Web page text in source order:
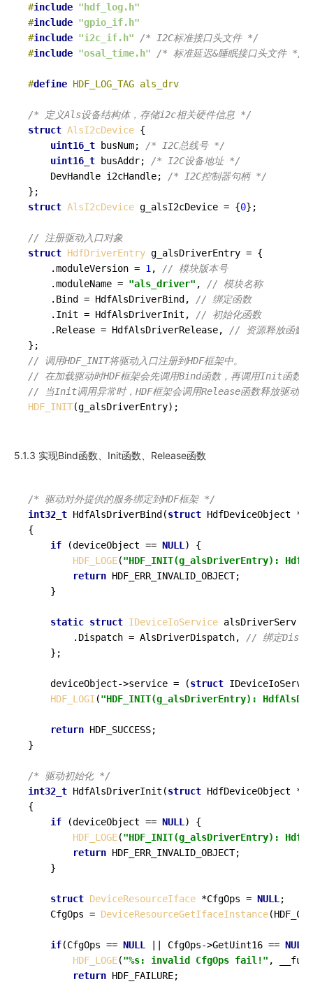
#include "hdf_log.h"
#include "gpio_if.h"
#include "i2c_if.h"
/* I2C标准接口头文件 */
#include "osal_time.h" /* 标准延迟&睡眠接口头文件 */
#define HDF_LOG_TAG als_drv
/* 定义Als设备结构体，存储i2c相关硬件信息 */
struct AlsI2cDevice {
uint16_t busNum; /* I2C总线号 */
uint16_t busAddr; /* I2C设备地址 */
    DevHandle i2cHandle;
/* I2C控制器句柄 */
struct AlsI2cDevice g_alsI2cDevice = {0};
// 注册驱动入口对象
struct HdfDriverEntry g_alsDriverEntry = {
    .moduleVersion =
1 , // 模块版本号
    .moduleName =
"als_driver" , // 模块名称
    .Bind = HdfAlsDriverBind,
// 绑定函数
    .Init = HdfAlsDriverInit,
// 初始化函数
    .Release = HdfAlsDriverRelease,
// 资源释放函数
// 调用HDF_INIT将驱动入口注册到HDF框架中。
// 在加载驱动时HDF框架会先调用Bind函数，再调用Init函数加
// 当Init调用异常时，HDF框架会调用Release函数释放驱动资
HDF_INIT(g_alsDriverEntry);
5.1.3 实现Bind函数、Init函数、Release函数
/* 驱动对外提供的服务绑定到HDF框架 */
int32_t HdfAlsDriverBind (struct HdfDeviceObject
{
if (deviceObject == NULL ) {
HDF_LOGE("HDF_INIT(g_alsDriverEntry):
return HDF_ERR_INVALID_OBJECT;
    }
static struct IDeviceIoService alsDriverServ =
        .Dispatch = AlsDriverDispatch,
// 绑定
    };
    deviceObject->service = (
struct
HDF_LOGI ("HDF_INIT(g_alsDriverEntry):
return HDF_SUCCESS;
}
/* 驱动初始化 */
int32_t HdfAlsDriverInit (struct HdfDeviceObject
{
if (deviceObject == NULL ) {
HDF_LOGE("HDF_INIT(g_alsDriverEntry):
return HDF_ERR_INVALID_OBJECT;
    }
struct DeviceResourceIface *CfgOps = NULL ;
    CfgOps =
DeviceResourceGetIfaceInstance
if(CfgOps == NULL || CfgOps->GetUint16 == NULL
HDF_LOGE("%s: invalid CfgOps fail!" ,
return HDF_FAILURE;